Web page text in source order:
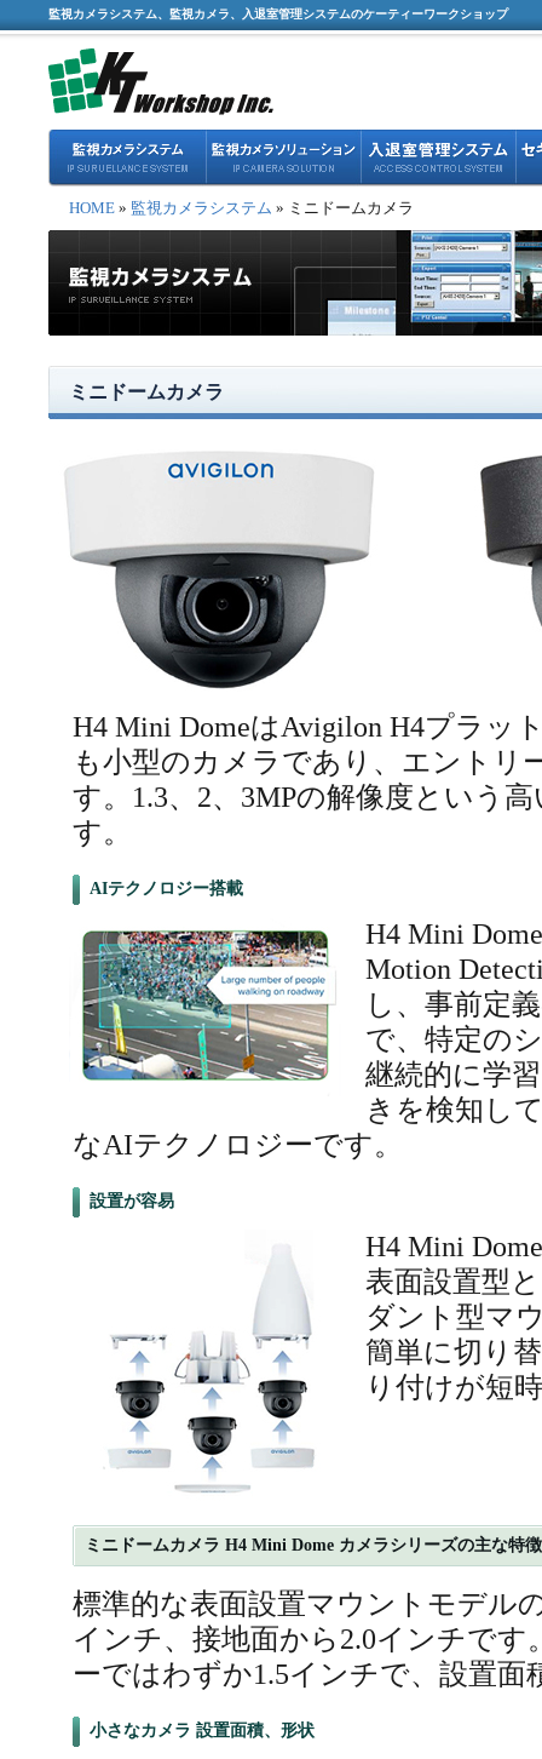
監視カメラシステム、監視カメラ、入退室管理システムのケーティーワークショップ
HOME » 監視カメラシステム » ミニドームカメラ
ミニドームカメラ
H4 Mini DomeはAvigilon H4プラッ
も小型のカメラであり、エントリ
す。1.3、2、3MPの解像度という
す。
AIテクノロジー搭載
H4 Mini
Motion
し、事前定
で、特定の
継続的に学
きを検知し
なAIテクノロジーです。
設置が容易
H4 Mini
表面設置型
ダント型マ
簡単に切り
り付けが短
ミニドームカメラ H4 Mini Dome カメラシリーズの主な特徴
標準的な表面設置マウントモデル
インチ、接地面から2.0インチです
ーではわずか1.5インチで、設置面
小さなカメラ 設置面積、形状